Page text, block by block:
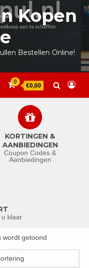
Kopen
Bestellen Online!
0
€0,00
KORTINGEN &
AANBIEDINGEN
Coupon Codes &
Aanbiedingen
klaar
wordt getoond